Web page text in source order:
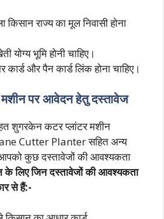
राज्य का मूल निवासी होना
योग्य भूमि होनी चाहिए।
और पैन कार्ड लिंक होना चाहिए।
पर आवेदन हेतु दस्तावेज
शुगरकेन कटर प्लांटर मशीन
Cutter Planter सहित अन्य
कुछ दस्तावेजों की आवश्यकता
लिए जिन दस्तावेजों की आवश्यकता
से हैं:-